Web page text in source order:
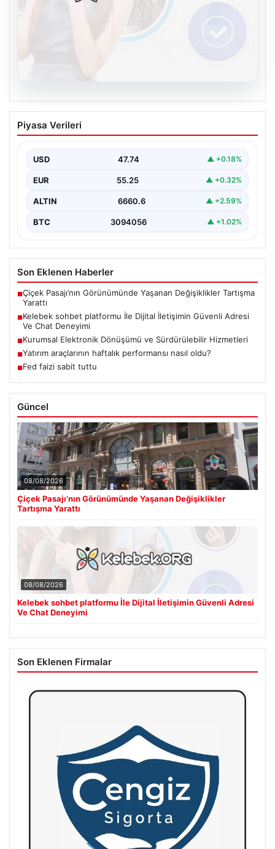
Kelebek sohbet platformu İle Dijital
İletişimin Güvenli Adresi Ve Chat
İnternet çağında bireylerin seviyeli bir biçimde iletişim
birçok…
Piyasa Verileri
USD 47.74 ▲ +0.18%
EUR 55.25 ▲ +0.32%
ALTIN 6660.6 ▲ +2.59%
BTC 3094056 ▲ +1.02%
Son Eklenen Haberler
■Çiçek Pasajı’nın Görünümünde Yaşanan Değişiklikler Tartışma
Yarattı
■Kelebek sohbet platformu İle Dijital İletişimin Güvenli Adresi
Ve Chat Deneyimi
■Kurumsal Elektronik Dönüşümü ve Sürdürülebilir Hizmetleri
■Yatırım araçlarının haftalık performansı nasıl oldu?
■Fed faizi sabit tuttu
Güncel
08/08/2026
Çiçek Pasajı’nın Görünümünde Yaşanan Değişiklikler
Tartışma Yarattı
08/08/2026
Kelebek sohbet platformu İle Dijital İletişimin Güvenli Adresi
Ve Chat Deneyimi
Son Eklenen Firmalar